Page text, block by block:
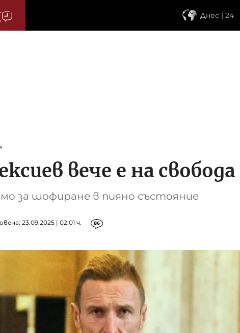
Днес | 24
вече е на
за шофиране в пияно състояние
23.09.2025 | 02:01 ч. 86